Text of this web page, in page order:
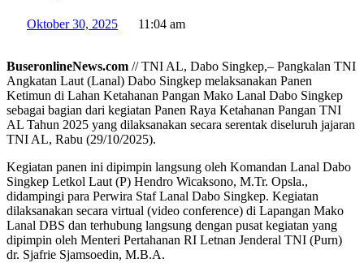
Oktober 30, 2025 11:04 am
BuseronlineNews.com // TNI AL, Dabo Singkep,– Pangkalan TNI
Angkatan Laut (Lanal) Dabo Singkep melaksanakan Panen
Ketimun di Lahan Ketahanan Pangan Mako Lanal Dabo Singkep
sebagai bagian dari kegiatan Panen Raya Ketahanan Pangan TNI
AL Tahun 2025 yang dilaksanakan secara serentak diseluruh jajaran
TNI AL, Rabu (29/10/2025).
Kegiatan panen ini dipimpin langsung oleh Komandan Lanal Dabo
Singkep Letkol Laut (P) Hendro Wicaksono, M.Tr. Opsla.,
didampingi para Perwira Staf Lanal Dabo Singkep. Kegiatan
dilaksanakan secara virtual (video conference) di Lapangan Mako
Lanal DBS dan terhubung langsung dengan pusat kegiatan yang
dipimpin oleh Menteri Pertahanan RI Letnan Jenderal TNI (Purn)
dr. Sjafrie Sjamsoedin, M.B.A.